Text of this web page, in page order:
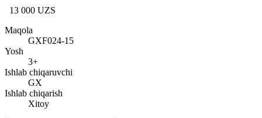
13 000 UZS
Maqola
GXF024-15
Yosh
3+
Ishlab chiqaruvchi
GX
Ishlab chiqarish
Xitoy